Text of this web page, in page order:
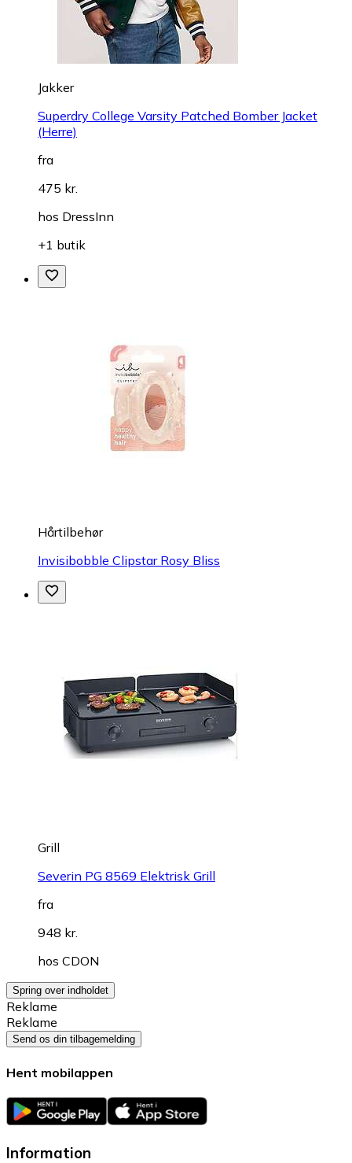
Jakker
Superdry College Varsity Patched Bomber Jacket
(Herre)
fra
475 kr.
hos DressInn
+1 butik
Hårtilbehør
Invisibobble Clipstar Rosy Bliss
Grill
Severin PG 8569 Elektrisk Grill
fra
948 kr.
hos CDON
Spring over indholdet
Reklame
Reklame
Send os din tilbagemelding
Hent mobilappen
Information